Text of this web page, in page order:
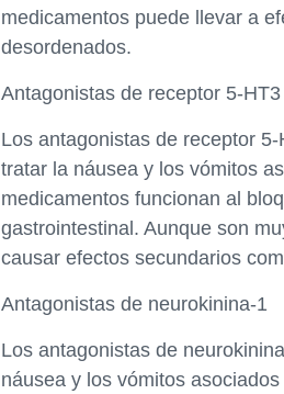
medicamentos puede llevar a
desordenados.
Antagonistas de receptor 5-HT3
Los antagonistas de receptor
tratar la náusea y los vómitos
medicamentos funcionan al
gastrointestinal. Aunque son
causar efectos secundarios
Antagonistas de neurokinina-1
Los antagonistas de
náusea y los vómitos